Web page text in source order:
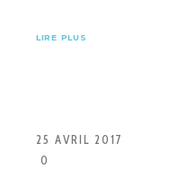
LIRE PLUS
25 AVRIL 2017
0